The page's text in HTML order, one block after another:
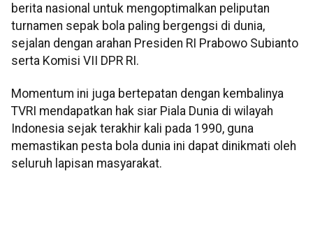
berita nasional untuk mengoptimalkan peliputan
turnamen sepak bola paling bergengsi di dunia,
sejalan dengan arahan Presiden RI Prabowo Subianto
serta Komisi VII DPR RI.
Momentum ini juga bertepatan dengan kembalinya
TVRI mendapatkan hak siar Piala Dunia di wilayah
Indonesia sejak terakhir kali pada 1990, guna
memastikan pesta bola dunia ini dapat dinikmati oleh
seluruh lapisan masyarakat.